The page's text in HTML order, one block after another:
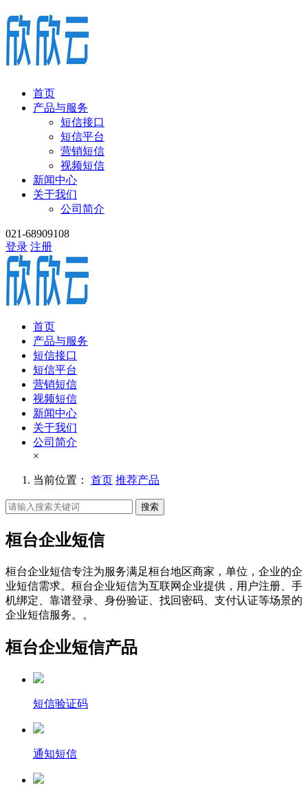
首页
产品与服务
短信接口
短信平台
营销短信
视频短信
新闻中心
关于我们
公司简介
021-68909108
登录 注册
首页
产品与服务
短信接口
短信平台
营销短信
视频短信
新闻中心
关于我们
公司简介
×
当前位置： 首页 推荐产品
搜索
桓台企业短信
桓台企业短信专注为服务满足桓台地区商家，单位，企业的企
业短信需求。桓台企业短信为互联网企业提供，用户注册、手
机绑定、靠谱登录、身份验证、找回密码、支付认证等场景的
企业短信服务。。
桓台企业短信产品
短信验证码
通知短信